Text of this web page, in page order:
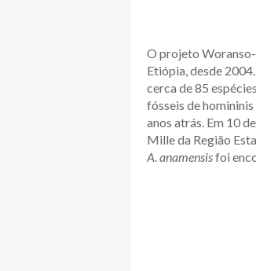
O projeto
Etiópia, desde
cerca de 85
fósseis de
anos atrás. Em 10
Mille da Região
A. anamensisfoi